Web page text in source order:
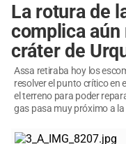
La rotura de
complica aún
cráter de
Assa retiraba hoy los
resolver el punto crítico en
el terreno para poder
gas pasa muy próximo a